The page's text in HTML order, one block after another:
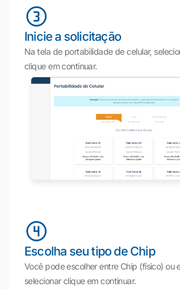
Inicie a solicitação
Na tela de portabilidade de celular,
clique em continuar.
Escolha seu tipo de Chip
Você pode escolher entre Chip (físico) ou
selecionar clique em continuar.